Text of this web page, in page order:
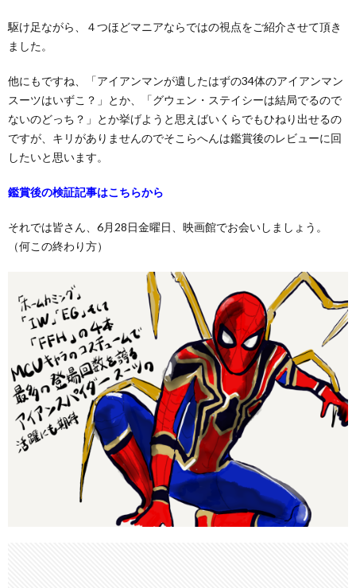
駆け足ながら、４つほどマニアならではの視点をご紹介させて頂き
ました。
他にもですね、「アイアンマンが遺したはずの34体のアイアンマン
スーツはいずこ？」とか、「グウェン・ステイシーは結局でるので
ないのどっち？」とか挙げようと思えばいくらでもひねり出せるの
ですが、キリがありませんのでそこらへんは鑑賞後のレビューに回
したいと思います。
鑑賞後の検証記事はこちらから
それでは皆さん、6月28日金曜日、映画館でお会いしましょう。
（何この終わり方）